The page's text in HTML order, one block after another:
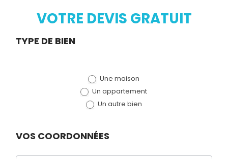
VOTRE DEVIS GRATUIT
Demande
TYPE DE BIEN
Une maison
Un appartement
Un autre bien
VOS COORDONNÉES